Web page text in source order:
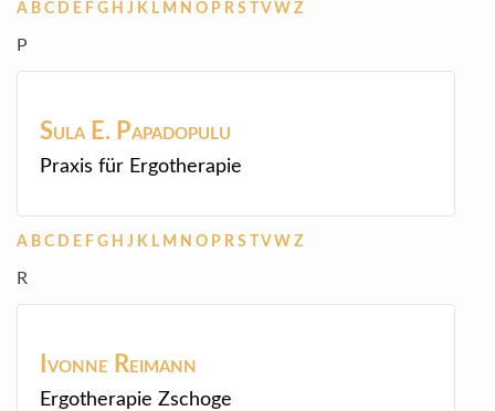
A B C D E F G H J K L M N O P R S V W Z
P
Sula E. Papadopulu
Praxis für Ergotherapie
A B C D E F G H J K L M N O P R S V W Z
R
Ivonne Reimann
Ergotherapie Zschoge